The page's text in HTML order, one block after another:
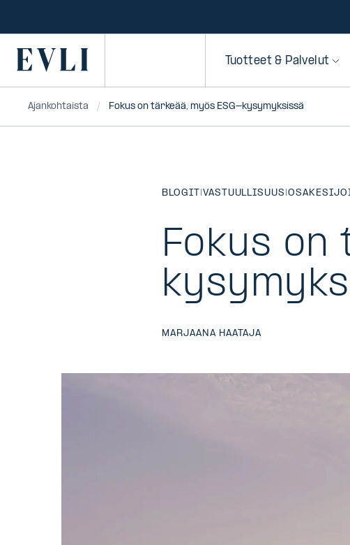
Primary Tuotteet & Palvelut
Ajankohtaista Fokus on tärkeää, myös ESG-kysymyksissä
BLOGIT |VASTUULLISUUS |
Fokus on
MARJAANA HAATAJA